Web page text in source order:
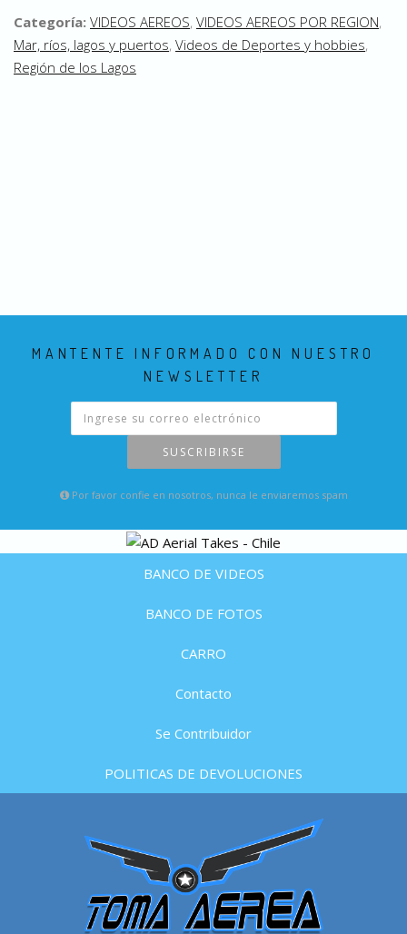
Categoría: VIDEOS AEREOS, VIDEOS AEREOS POR REGION,
Mar, ríos, lagos y puertos, Videos de Deportes y hobbies,
Región de los Lagos
MANTENTE INFORMADO CON NUESTRO
NEWSLETTER
SUSCRIBIRSE
Por favor confie en nosotros, nunca le enviaremos spam
BANCO DE VIDEOS
BANCO DE FOTOS
CARRO
Contacto
Se Contribuidor
POLITICAS DE DEVOLUCIONES